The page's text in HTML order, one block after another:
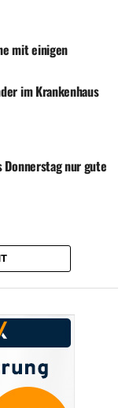
mit einigen
im Krankenhaus
Donnerstag nur gute